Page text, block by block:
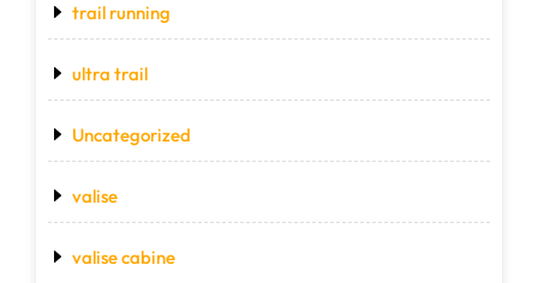
trail running
ultra trail
Uncategorized
valise
valise cabine